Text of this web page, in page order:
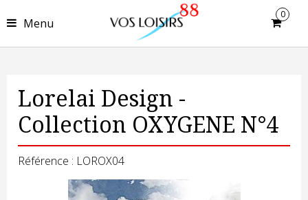
Menu
0
Lorelai Design -
Collection OXYGENE N°4
Référence : LOROX04